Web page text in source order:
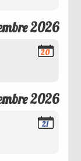
2026
20
2026
21